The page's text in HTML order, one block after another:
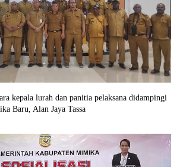
kepala lurah dan panitia pelaksana didampingi
Baru, Alan Jaya Tassa